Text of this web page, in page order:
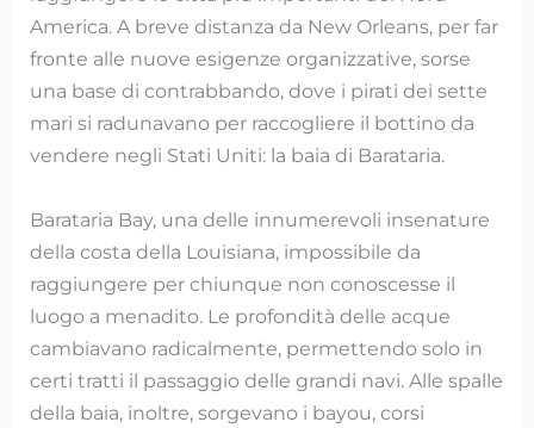
America. A breve distanza da New Orleans, per far
fronte alle nuove esigenze organizzative, sorse
una base di contrabbando, dove i pirati dei sette
mari si radunavano per raccogliere il bottino da
vendere negli Stati Uniti: la baia di Barataria.
Barataria Bay, una delle innumerevoli insenature
della costa della Louisiana, impossibile da
raggiungere per chiunque non conoscesse il
luogo a menadito. Le profondità delle acque
cambiavano radicalmente, permettendo solo in
certi tratti il passaggio delle grandi navi. Alle spalle
della baia, inoltre, sorgevano i bayou, corsi